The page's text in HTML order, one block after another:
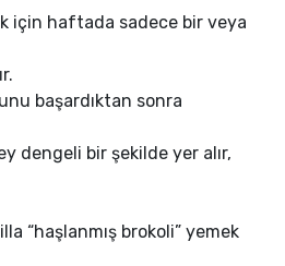
için haftada sadece bir veya
başardıktan sonra
dengeli bir şekilde yer alır,
“haşlanmış brokoli” yemek